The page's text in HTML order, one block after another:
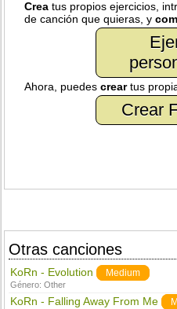
Crea tus propios ejercicios,
de canción que quieras, y
Ahora, puedescreartus
Crear
Otras canciones
KoRn - Evolution Medium
Género:Other
KoRn - Falling Away From Me